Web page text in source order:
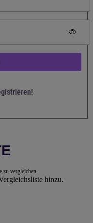
zu vergleichen.
hinzu.